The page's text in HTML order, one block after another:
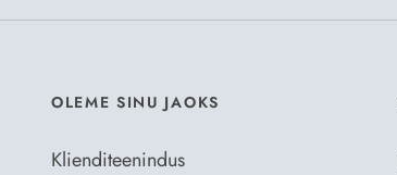
OLEME SINU JAOKS
Klienditeenindus